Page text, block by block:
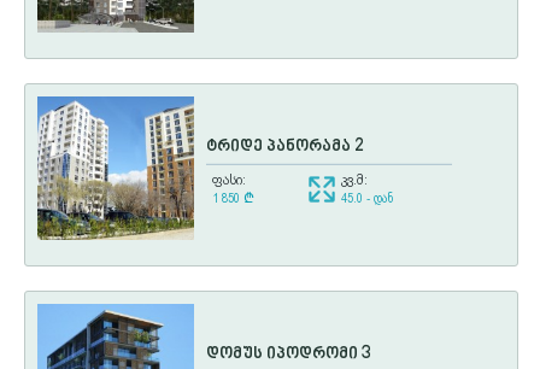
ტრიდე პანორამა 2
ფასი:
1 850 ¢
კვ.მ:
45.0 - დან
დომუს იპოდრომი 3